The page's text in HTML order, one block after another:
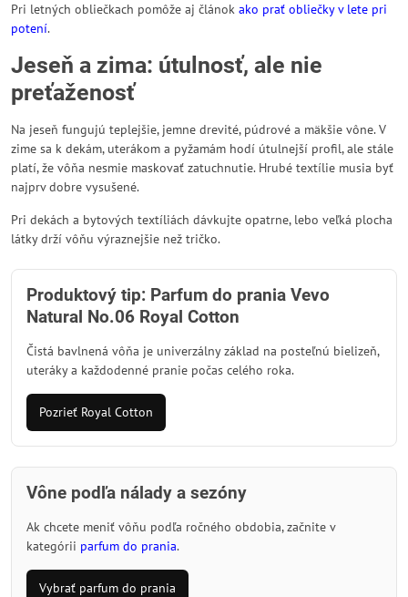
Pri letných obliečkach pomôže aj článok ako prať obliečky v lete pri
potení.
Jeseň a zima: útulnosť, ale nie
preťaženosť
Na jeseň fungujú teplejšie, jemne drevité, púdrové a mäkšie vône. V
zime sa k dekám, uterákom a pyžamám hodí útulnejší profil, ale stále
platí, že vôňa nesmie maskovať zatuchnutie. Hrubé textílie musia byť
najprv dobre vysušené.
Pri dekách a bytových textíliách dávkujte opatrne, lebo veľká plocha
látky drží vôňu výraznejšie než tričko.
Produktový tip: Parfum do prania Vevo
Natural No.06 Royal Cotton
Čistá bavlnená vôňa je univerzálny základ na posteľnú bielizeň,
uteráky a každodenné pranie počas celého roka.
Pozrieť Royal Cotton
Vône podľa nálady a sezóny
Ak chcete meniť vôňu podľa ročného obdobia, začnite v
kategórii parfum do prania.
Vybrať parfum do prania